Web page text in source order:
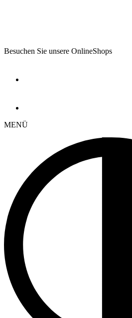
Besuchen Sie unsere OnlineShops
MENÜ